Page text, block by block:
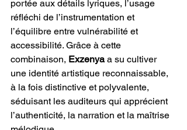
portée aux détails lyriques, l’usage
réfléchi de l’instrumentation et
l’équilibre entre vulnérabilité et
accessibilité. Grâce à cette
combinaison, Exzenya a su cultiver
une identité artistique reconnaissable,
à la fois distinctive et polyvalente,
séduisant les auditeurs qui apprécient
l’authenticité, la narration et la maîtrise